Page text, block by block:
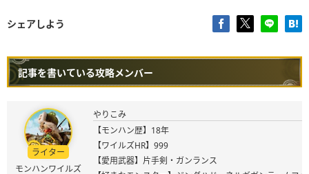
シェアしよう
記事を書いている攻略メンバー
ライター
モンハンワイルズ
やりこみ
【モンハン歴】18年
【ワイルズHR】999
【愛用武器】片手剣・ガンランス